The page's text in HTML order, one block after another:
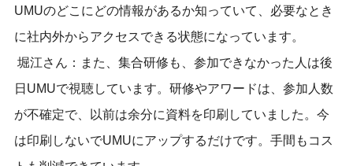
UMUのどこにどの情報があるか知っていて、必要なとき
に社内外からアクセスできる状態になっています。
堀江さん：また、集合研修も、参加できなかった人は後
日UMUで視聴しています。研修やアワードは、参加人数
が不確定で、以前は余分に資料を印刷していました。今
は印刷しないでUMUにアップするだけです。手間もコス